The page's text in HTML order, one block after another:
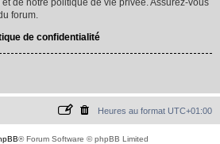
forum.
de confidentialité
Heures au format UTC+01:00
® Forum Software © phpBB Limited